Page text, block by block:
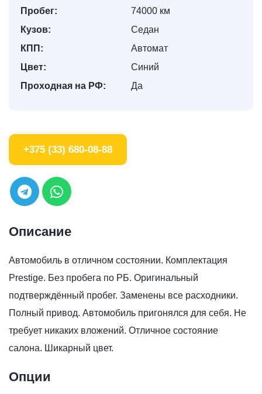
Пробег:
74000 км
Кузов:
Седан
КПП:
Автомат
Цвет:
Синий
Проходная на РФ:
Да
+375 (33) 680-08-88
Описание
Автомобиль в отличном состоянии. Комплектация
Prestige. Без пробега по РБ. Оригинальный
подтверждённый пробег. Заменены все расходники.
Полный привод. Автомобиль пригонялся для себя. Не
требует никаких вложений. Отличное состояние
салона. Шикарный цвет.
Опции